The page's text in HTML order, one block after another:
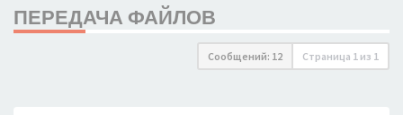
ПЕРЕДАЧА ФАЙЛОВ
Сообщений: 12 Страница 1 из 1